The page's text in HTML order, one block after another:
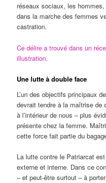
réseaux sociaux, les
dans la marche des femmes
castration.
Ce délire a trouvé dans un
illustration.
Une lutte à double face
L’un des objectifs principaux
devrait tendre à la maîtrise de
à l’intérieur de nous – plus
présente chez la femme.
cette force fait partie du
La lutte contre le Patriarcat
externe et interne. Dans ce
– et peut-être surtout– à